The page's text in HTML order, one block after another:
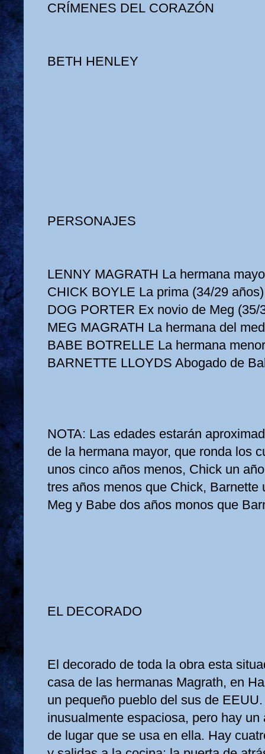
CRÍMENES DEL CORAZÓN
BETH HENLEY
PERSONAJES
LENNY MAGRATH La hermana
CHICK BOYLE La prima (34/29 años)
DOG PORTER Ex novio de Meg (35/
MEG MAGRATH La hermana del
BABE BOTRELLE La hermana
BARNETTE LLOYDS Abogado de
NOTA: Las edades estarán
de la hermana mayor, que ronda los
unos cinco años menos, Chick un
tres años menos que Chick, Barnette
Meg y Babe dos años monos que
EL DECORADO
El decorado de toda la obra esta
casa de las hermanas Magrath, en
un pequeño pueblo del sus de
inusualmente espaciosa, pero hay
de lugar que se usa en ella. Hay